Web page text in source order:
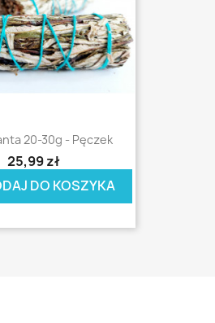
20-30g - Pęczek
25,99 zł
DO KOSZYKA